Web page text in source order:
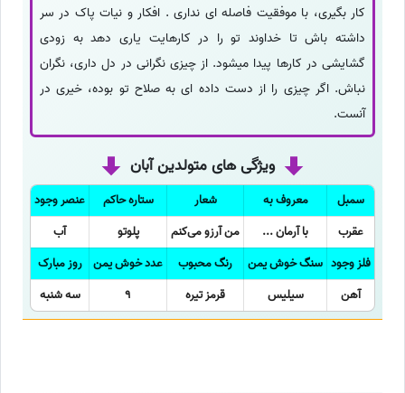
کار بگیری، با موفقیت فاصله ای نداری . افکار و نیات پاک در سر
داشته باش تا خداوند تو را در کارهایت یاری دهد به زودی
گشایشی در کارها پیدا میشود. از چیزی نگرانی در دل داری، نگران
نباش. اگر چیزی را از دست داده ای به صلاح تو بوده، خیری در
آنست.
ویژگی های متولدین آبان
سمبل معروف به شعار ستاره حاکم
عنصر وجود
عقرب
با آرمان ... من آرزو می‌کنم پلوتو
آب
فلز وجود سنگ خوش یمن رنگ محبوب عدد خوش یمن روز مبارک
آهن
سیلیس قرمز تیره 9 سه شنبه